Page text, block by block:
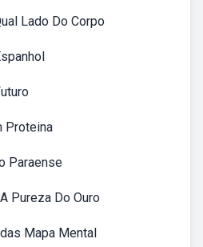
Lado Do Corpo
Proteina
Paraense
Pureza Do Ouro
Mapa Mental